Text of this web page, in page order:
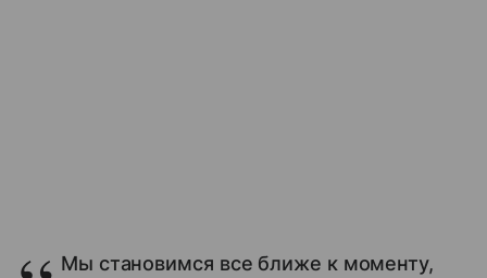
Мы становимся все ближе к моменту,